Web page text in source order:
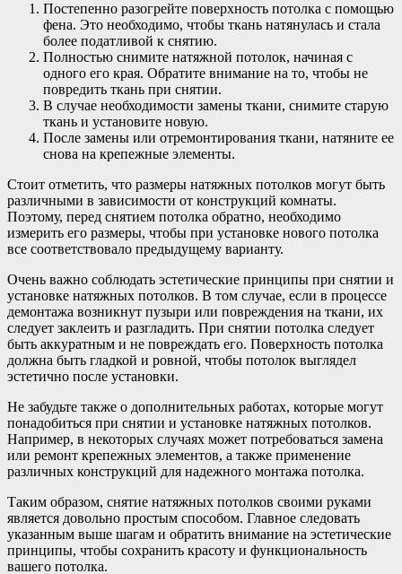
Постепенно разогрейте поверхность потолка с помощью
фена. Это необходимо, чтобы ткань натянулась и стала
более податливой к снятию.
Полностью снимите натяжной потолок, начиная с
одного его края. Обратите внимание на то, чтобы не
повредить ткань при снятии.
В случае необходимости замены ткани, снимите старую
ткань и установите новую.
После замены или отремонтирования ткани, натяните ее
снова на крепежные элементы.
Стоит отметить, что размеры натяжных потолков могут быть
различными в зависимости от конструкций комнаты.
Поэтому, перед снятием потолка обратно, необходимо
измерить его размеры, чтобы при установке нового потолка
все соответствовало предыдущему варианту.
Очень важно соблюдать эстетические принципы при снятии и
установке натяжных потолков. В том случае, если в процессе
демонтажа возникнут пузыри или повреждения на ткани, их
следует заклеить и разгладить. При снятии потолка следует
быть аккуратным и не повреждать его. Поверхность потолка
должна быть гладкой и ровной, чтобы потолок выглядел
эстетично после установки.
Не забудьте также о дополнительных работах, которые могут
понадобиться при снятии и установке натяжных потолков.
Например, в некоторых случаях может потребоваться замена
или ремонт крепежных элементов, а также применение
различных конструкций для надежного монтажа потолка.
Таким образом, снятие натяжных потолков своими руками
является довольно простым способом. Главное следовать
указанным выше шагам и обратить внимание на эстетические
принципы, чтобы сохранить красоту и функциональность
вашего потолка.